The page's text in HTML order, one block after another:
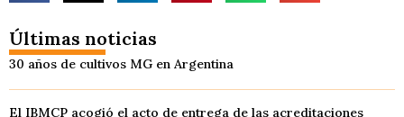
Últimas noticias
30 años de cultivos MG en Argentina
El IBMCP acogió el acto de entrega de las acreditaciones